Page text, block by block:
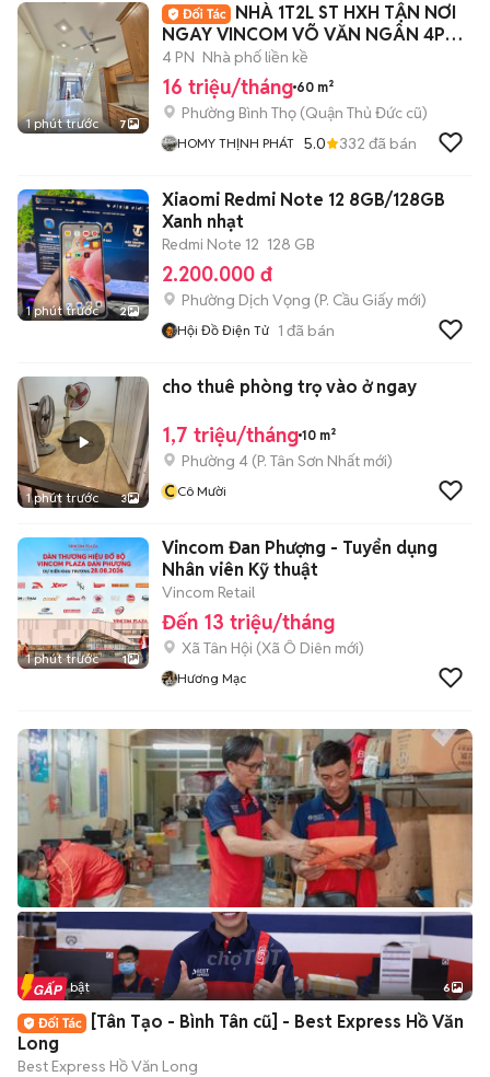
1 phút trước 7
NHÀ 1T2L ST HXH TẬN NƠI
NGAY VINCOM VÕ VĂN NGÂN 4PN
4WC
4 PN Nhà phố liền kề
16 triệu/tháng 60 m²
Phường Bình Thọ (Quận Thủ Đức cũ)
HOMY THỊNH PHÁT 5.0 332 đã bán
1 phút trước 2
Xiaomi Redmi Note 12 8GB/128GB
Xanh nhạt
Redmi Note 12 128 GB
2.200.000 đ
Phường Dịch Vọng (P. Cầu Giấy mới)
Hội Đồ Điện Tử 1 đã bán
1 phút trước 3
cho thuê phòng trọ vào ở ngay
1,7 triệu/tháng 10 m²
Phường 4 (P. Tân Sơn Nhất mới)
CCô Mười
1 phút trước 1
Vincom Đan Phượng - Tuyển dụng
Nhân viên Kỹ thuật
Vincom Retail
Đến 13 triệu/tháng
Xã Tân Hội (Xã Ô Diên mới)
Hương Mạc
+2
Tin nổi bật 6
[Tân Tạo - Bình Tân cũ] - Best Express Hồ Văn
Long
Best Express Hồ Văn Long